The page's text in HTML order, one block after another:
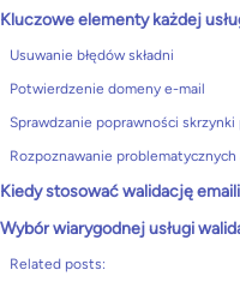
Kluczowe elementy każdej
Usuwanie błędów składni
Potwierdzenie domeny e-mail
Sprawdzanie poprawności
Rozpoznawanie problematycznych
Kiedy stosować walidację
Wybór wiarygodnej usługi
Related posts: